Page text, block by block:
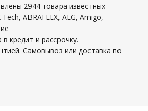
2944 товара известных
ABRAFLEX, AEG, Amigo,
кредит и рассрочку.
Самовывоз или доставка по